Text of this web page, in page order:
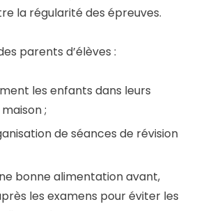
la régularité des épreuves.
parents d’élèves :
les enfants dans leurs
;
de séances de révision
bonne alimentation avant,
les examens pour éviter les